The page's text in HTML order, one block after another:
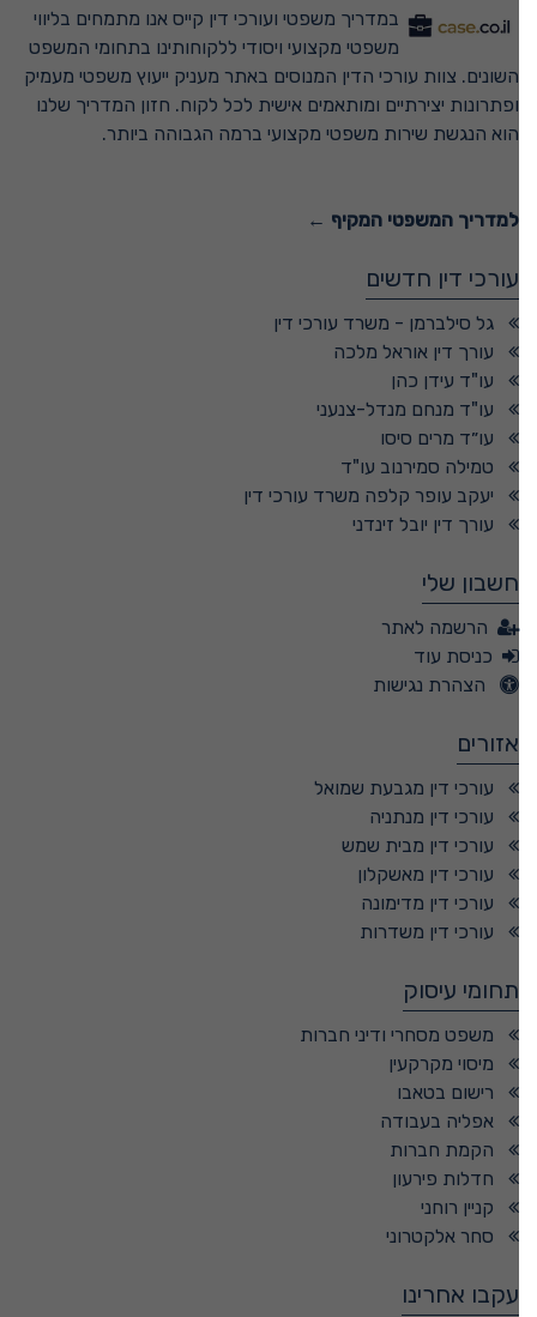
במדריך משפטי ועורכי דין קייס אנו מתמחים בליווי
משפטי מקצועי ויסודי ללקוחותינו בתחומי המשפט
השונים. צוות עורכי הדין המנוסים באתר מעניק ייעוץ משפטי מעמיק
ופתרונות יצירתיים ומותאמים אישית לכל לקוח. חזון המדריך שלנו
הוא הנגשת שירות משפטי מקצועי ברמה הגבוהה ביותר.
למדריך המשפטי המקיף ←
עורכי דין חדשים
גל סילברמן - משרד עורכי דין
עורך דין אוראל מלכה
עו"ד עידן כהן
עו"ד מנחם מנדל-צנעני
עו״ד מרים סיסו
טמילה סמירנוב עו"ד
יעקב עופר קלפה משרד עורכי דין
עורך דין יובל זינדני
חשבון שלי
הרשמה לאתר
כניסת עוד
הצהרת נגישות
אזורים
עורכי דין מגבעת שמואל
עורכי דין מנתניה
עורכי דין מבית שמש
עורכי דין מאשקלון
עורכי דין מדימונה
עורכי דין משדרות
תחומי עיסוק
משפט מסחרי ודיני חברות
מיסוי מקרקעין
רישום בטאבו
אפליה בעבודה
הקמת חברות
חדלות פירעון
קניין רוחני
סחר אלקטרוני
עקבו אחרינו